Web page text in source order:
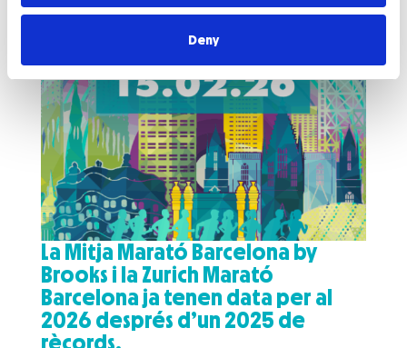
Deny
La Mitja Marató Barcelona by
Brooks i la Zurich Marató
Barcelona ja tenen data per al
2026 després d’un 2025 de
rècords.